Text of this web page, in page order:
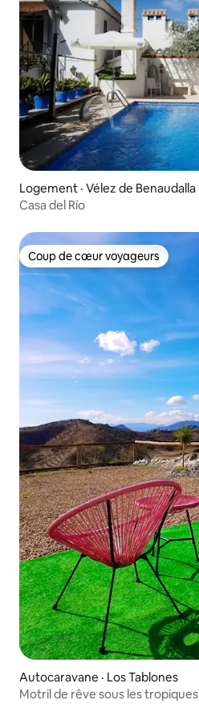
Logement · Vélez de Benaudalla
Casa del Río
Coup de cœur voyageurs
Coup de cœur voyageurs
Autocaravane · Los Tablones
Motril de rêve sous les tropiques